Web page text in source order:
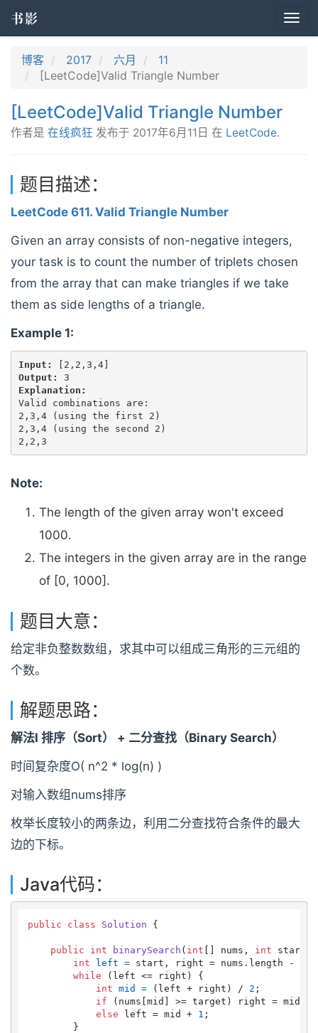
书影
博客 2017 六月
11
[LeetCode]Valid Triangle Number
[LeetCode]Valid Triangle Number
作者是 在线疯狂 发布于 2017年6月11日 在 LeetCode.
题目描述：
LeetCode 611. Valid Triangle Number
Given an array consists of non-negative integers,
your task is to count the number of triplets chosen
from the array that can make triangles if we take
them as side lengths of a triangle.
Example 1:
Input:
Output:
Explanation:
Valid combinations are:
2,3,4 (using the first 2)
2,3,4 (using the second 2)
Note:
The length of the given array won't exceed
1000.
The integers in the given array are in the range
of [0, 1000].
题目大意：
给定非负整数数组，求其中可以组成三角形的三元组的
个数。
解题思路：
解法I 排序（Sort） + 二分查找（Binary Search）
时间复杂度O( n^2 * log(n) )
对输入数组nums排序
枚举长度较小的两条边，利用二分查找符合条件的最大
边的下标。
Java代码：
public class Solution {
public int binarySearch ( int [] nums, int start,
int
left = start, right = nums.length -
while (left <= right) {
int mid = (left + right) / 2 ;
if (nums[mid] >= target) right = mid -
else left = mid + 1 ;
        }